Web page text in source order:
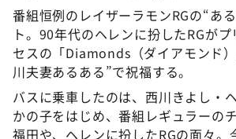
ザキ山小屋本館
ぺこぱのまるスポ
アナ回覧板
番組恒例のレイザーラモンRGの“あ
ト。90年代のヘレンに扮したRGが
セスの「Diamonds（ダイアモンド
川夫妻あるある”で祝福する。
バスに乗車したのは、西川きよし・
かの子をはじめ、番組レギュラーの
福田や、ヘレンに扮したRGの面々。